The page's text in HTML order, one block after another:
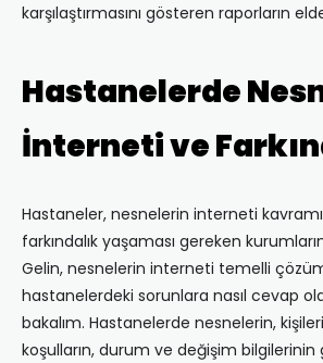
karşılaştırmasını gösteren raporların
Hastanelerde
İnterneti ve
Hastaneler, nesnelerin interneti
farkındalık yaşaması gereken
Gelin, nesnelerin interneti temelli
hastanelerdeki sorunlara nasıl cevap
bakalım. Hastanelerde nesnelerin,
koşulların, durum ve değişim bilgilerinin